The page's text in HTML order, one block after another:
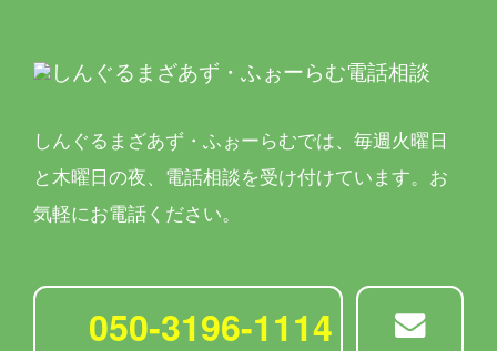
しんぐるまざあず・ふぉーらむでは、 毎週火曜日
と木曜日の夜、電話相談を受け付けています。 お
気軽にお電話ください。
050-3196-1114